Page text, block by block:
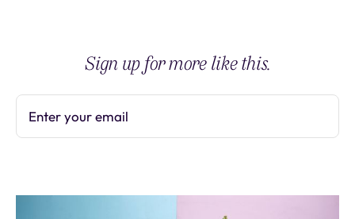
Sign up for more like this.
Enter your email